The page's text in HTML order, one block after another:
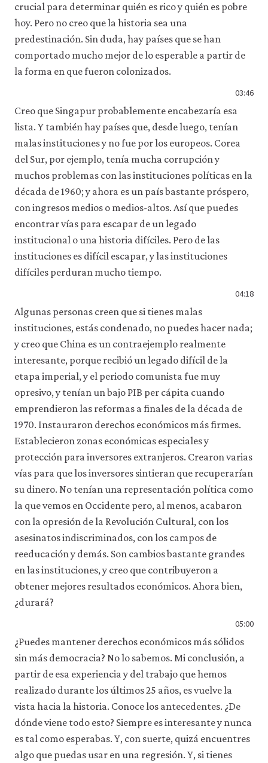
crucial para determinar quién es rico y quién es pobre
hoy. Pero no creo que la historia sea una
predestinación. Sin duda, hay países que se han
comportado mucho mejor de lo esperable a partir de
la forma en que fueron colonizados.
03:46
Creo que Singapur probablemente encabezaría esa
lista. Y también hay países que, desde luego, tenían
malas instituciones y no fue por los europeos. Corea
del Sur, por ejemplo, tenía mucha corrupción y
muchos problemas con las instituciones políticas en la
década de 1960; y ahora es un país bastante próspero,
con ingresos medios o medios-altos. Así que puedes
encontrar vías para escapar de un legado
institucional o una historia difíciles. Pero de las
instituciones es difícil escapar, y las instituciones
difíciles perduran mucho tiempo.
04:18
Algunas personas creen que si tienes malas
instituciones, estás condenado, no puedes hacer nada;
y creo que China es un contraejemplo realmente
interesante, porque recibió un legado difícil de la
etapa imperial, y el periodo comunista fue muy
opresivo, y tenían un bajo PIB per cápita cuando
emprendieron las reformas a finales de la década de
1970. Instauraron derechos económicos más firmes.
Establecieron zonas económicas especiales y
protección para inversores extranjeros. Crearon varias
vías para que los inversores sintieran que recuperarían
su dinero. No tenían una representación política como
la que vemos en Occidente pero, al menos, acabaron
con la opresión de la Revolución Cultural, con los
asesinatos indiscriminados, con los campos de
reeducación y demás. Son cambios bastante grandes
en las instituciones, y creo que contribuyeron a
obtener mejores resultados económicos. Ahora bien,
¿durará?
05:00
¿Puedes mantener derechos económicos más sólidos
sin más democracia? No lo sabemos. Mi conclusión, a
partir de esa experiencia y del trabajo que hemos
realizado durante los últimos 25 años, es vuelve la
vista hacia la historia. Conoce los antecedentes. ¿De
dónde viene todo esto? Siempre es interesante y nunca
es tal como esperabas. Y, con suerte, quizá encuentres
algo que puedas usar en una regresión. Y, si tienes